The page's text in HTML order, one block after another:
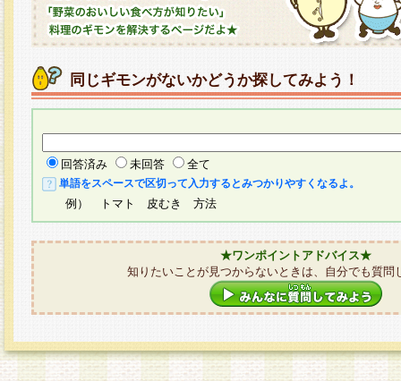
同じギモンがないかどうか探してみよう！
回答済み 未回答 全て
単語をスペースで区切って入力するとみつかりやすくなるよ。
例） トマト 皮むき 方法
★ワンポイントアドバイス★
知りたいことが見つからないときは、自分でも質問